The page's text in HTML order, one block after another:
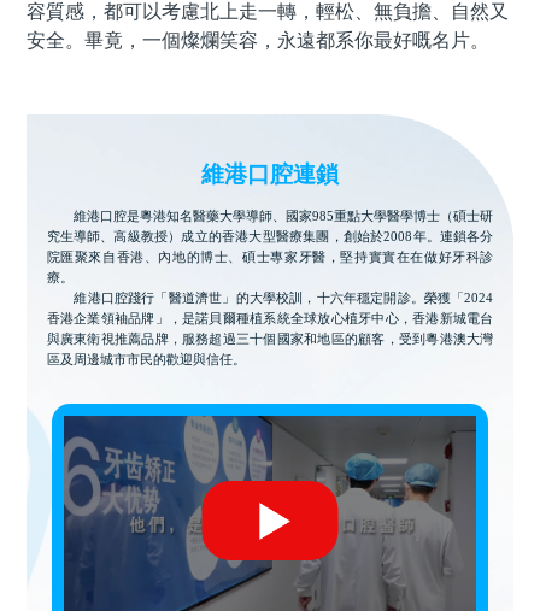
容質感，都可以考慮北上走一轉，輕松、無負擔、自然又
安全。畢竟，一個燦爛笑容，永遠都系你最好嘅名片。
維港口腔連鎖
維港口腔是粵港知名醫藥大學導師、國家985重點大學醫學博士（碩士研
究生導師、高級教授）成立的香港大型醫療集團，創始於2008年。連鎖各分
院匯聚來自香港、內地的博士、碩士專家牙醫，堅持實實在在做好牙科診
療。
維港口腔踐行「醫道濟世」的大學校訓，十六年穩定開診。榮獲「2024
香港企業領袖品牌」，是諾貝爾種植系統全球放心植牙中心，香港新城電台
與廣東衛視推薦品牌，服務超過三十個國家和地區的顧客，受到粵港澳大灣
區及周邊城市市民的歡迎與信任。